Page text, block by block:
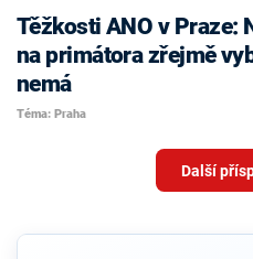
Těžkosti ANO v Praze:
na primátora zřejmě
nemá
Téma: Praha
Další